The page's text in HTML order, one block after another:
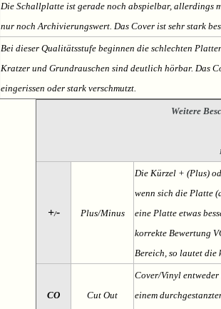
Die Schallplatte ist gerade noch abspielbar, allerdings
nur noch Archivierungswert. Das Cover ist sehr stark
Bei dieser Qualitätsstufe beginnen die schlechten
Kratzer und Grundrauschen sind deutlich hörbar. Das
eingerissen oder stark verschmutzt.
Weitere
+/- Plus/Minus
Die Kürzel + (Plus)
wenn sich die Platte
eine Platte etwas
korrekte Bewertung
Bereich, so lautet die
CO Cut Out
Cover/Vinyl entweder
einem